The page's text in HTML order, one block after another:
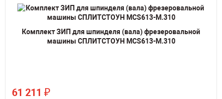
Комплект ЗИП для шпинделя (вала) фрезеровальной
машины СПЛИТСТОУН MCS613-M.310
61 211 ₽